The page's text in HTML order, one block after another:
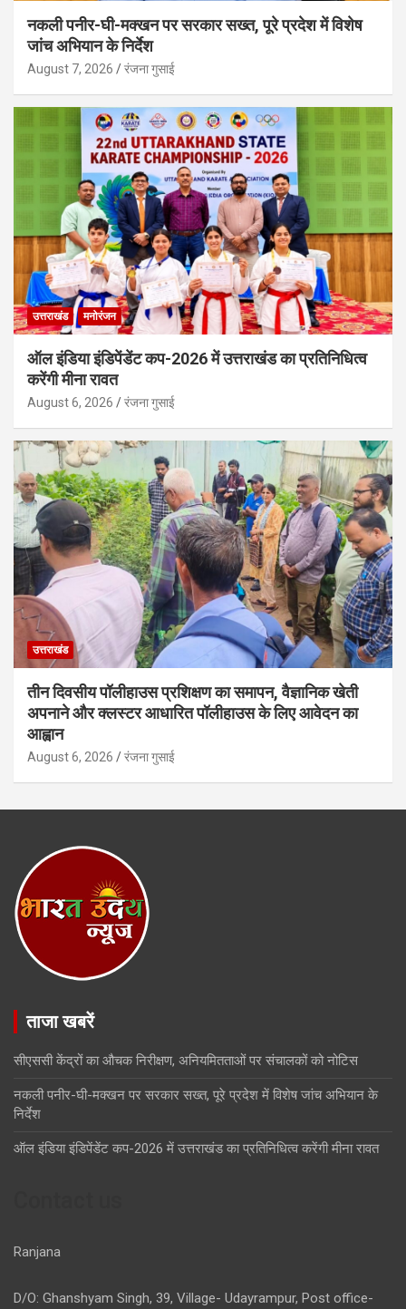
नकली पनीर-घी-मक्खन पर सरकार सख्त, पूरे प्रदेश में विशेष
जांच अभियान के निर्देश
August 7, 2026 रंजना गुसाई
उत्तराखंड मनोरंजन
ऑल इंडिया इंडिपेंडेंट कप-2026 में उत्तराखंड का प्रतिनिधित्व
करेंगी मीना रावत
August 6, 2026 रंजना गुसाई
उत्तराखंड
तीन दिवसीय पॉलीहाउस प्रशिक्षण का समापन, वैज्ञानिक खेती
अपनाने और क्लस्टर आधारित पॉलीहाउस के लिए आवेदन का
आह्वान
August 6, 2026 रंजना गुसाई
ताजा खबरें
सीएससी केंद्रों का औचक निरीक्षण, अनियमितताओं पर संचालकों को नोटिस
नकली पनीर-घी-मक्खन पर सरकार सख्त, पूरे प्रदेश में विशेष जांच अभियान के
निर्देश
ऑल इंडिया इंडिपेंडेंट कप-2026 में उत्तराखंड का प्रतिनिधित्व करेंगी मीना रावत
Ranjana
D/O: Ghanshyam Singh, 39, Village- Udayrampur, Post office-